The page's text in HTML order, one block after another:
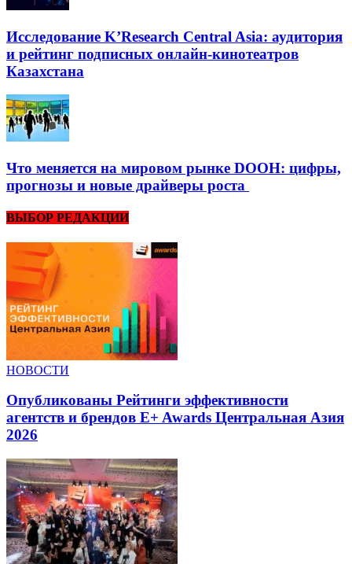
Исследование K’Research Central Asia: аудитория
и рейтинг подписных онлайн-кинотеатров
Казахстана
Что меняется на мировом рынке DOOH: цифры,
прогнозы и новые драйверы роста
ВЫБОР РЕДАКЦИИ
НОВОСТИ
Опубликованы Рейтинги эффективности
агентств и брендов E+ Awards Центральная Азия
2026